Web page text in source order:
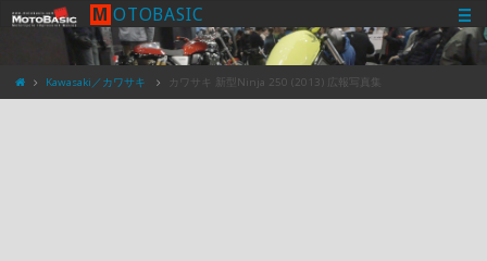
M OTOBASIC
Kawasaki／カワサキ カワサキ 新型Ninja 250 (2013) 広報写真集